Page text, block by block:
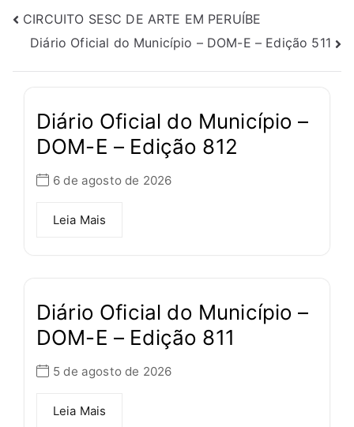
CIRCUITO SESC DE ARTE EM PERUÍBE
Diário Oficial do Município – DOM-E – Edição 511
Diário Oficial do Município –
DOM-E – Edição 812
6 de agosto de 2026
Leia Mais
Diário Oficial do Município –
DOM-E – Edição 811
5 de agosto de 2026
Leia Mais